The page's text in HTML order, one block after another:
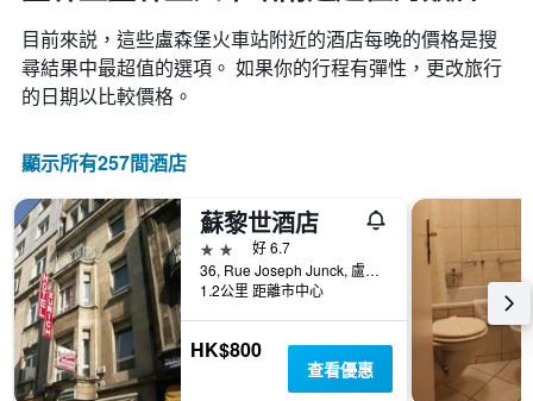
目前來説，這些盧森堡火車站​附近的​酒店每晚的價格是搜
尋結果中最超值的選項。 如果你的行程有彈性，更改旅行
的日期以比較價格。
顯示所有257間酒店
蘇黎世酒店
2星級
好 6.7
36, Rue Joseph Junck, 盧森堡, 盧森堡區, 盧森堡
1.2公里 距離市中心
HK$800
查看優惠